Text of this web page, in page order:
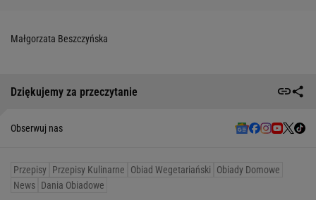
Małgorzata Beszczyńska
Dziękujemy za przeczytanie
Obserwuj nas
Przepisy Przepisy Kulinarne Obiad Wegetariański
Obiady Domowe
News Dania Obiadowe